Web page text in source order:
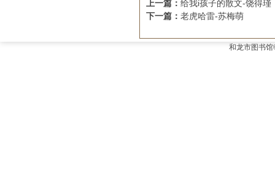
上一篇： 给我i孩子的散文-饶得瑾
下一篇： 老虎哈雷-苏梅萌
和龙市图书